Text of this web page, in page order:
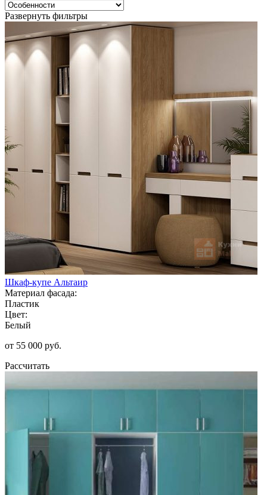
Развернуть фильтры
Шкаф-купе Альтаир
Материал фасада:
Пластик
Цвет:
Белый
от 55 000 руб.
Рассчитать